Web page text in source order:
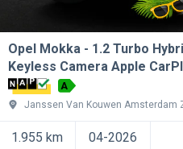
Opel Mokka
1.2 Turbo
Keyless Camera Apple
A
Janssen Van Kouwen Amsterdam
1.955 km 04-2026